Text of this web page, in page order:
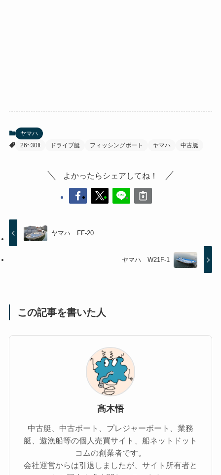
ヤマハ
26~30ft
ドライブ艇 フィッシングボート ヤマハ 中古艇
よかったらシェアしてね！
ヤマハ FF-20
ヤマハ W21F-1
この記事を書いた人
髙木悟
中古艇、中古ボート、プレジャーボート、業務
艇、遊漁船等の個人売買サイト、船ネットドット
コムの創業者です。
会社運営からは引退しましたが、サイト所有者と